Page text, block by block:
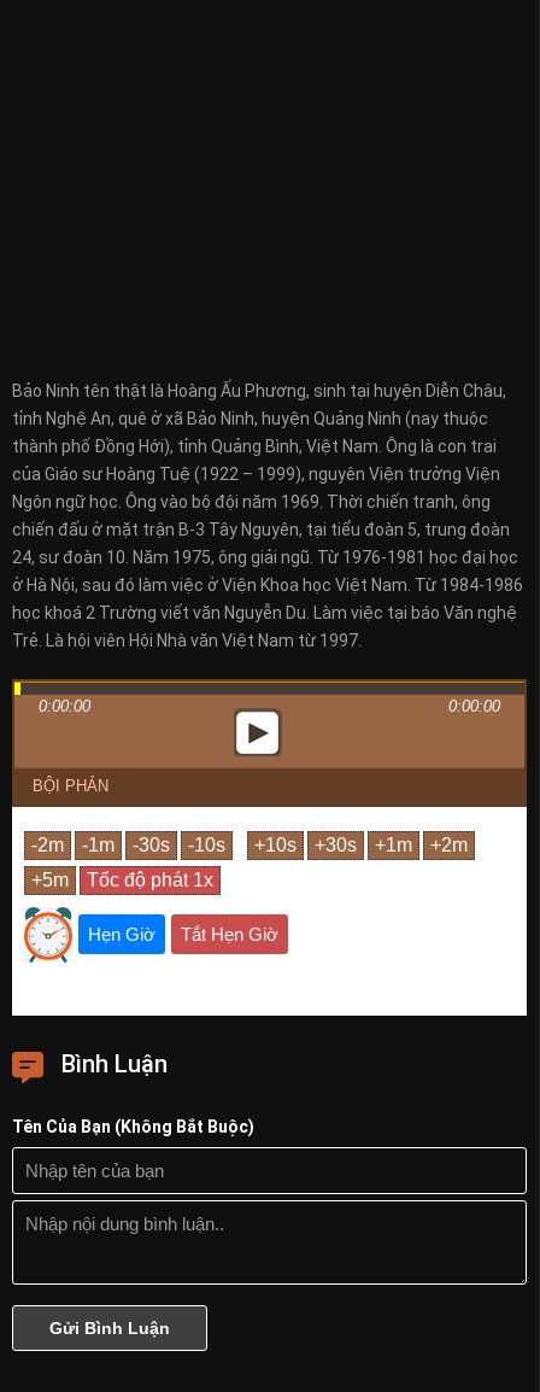
Bảo Ninh tên thật là Hoàng Ấu Phương, sinh tại huyện Diễn Châu,
tỉnh Nghệ An, quê ở xã Bảo Ninh, huyện Quảng Ninh (nay thuộc
thành phố Đồng Hới), tỉnh Quảng Bình, Việt Nam. Ông là con trai
của Giáo sư Hoàng Tuệ (1922 – 1999), nguyên Viện trưởng Viện
Ngôn ngữ học. Ông vào bộ đội năm 1969. Thời chiến tranh, ông
chiến đấu ở mặt trận B-3 Tây Nguyên, tại tiểu đoàn 5, trung đoàn
24, sư đoàn 10. Năm 1975, ông giải ngũ. Từ 1976-1981 học đại học
ở Hà Nội, sau đó làm việc ở Viện Khoa học Việt Nam. Từ 1984-1986
học khoá 2 Trường viết văn Nguyễn Du. Làm việc tại báo Văn nghệ
Trẻ. Là hội viên Hội Nhà văn Việt Nam từ 1997.
0:00:00 0:00:00
BỘI PHẢN
Hẹn Giờ Tắt Hẹn Giờ
Bình Luận
Tên Của Bạn (Không Bắt Buộc)